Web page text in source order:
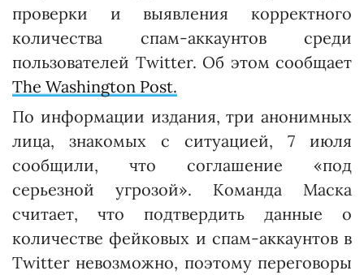
проверки и выявления корректного
количества спам-аккаунтов среди
пользователей Twitter. Об этом сообщает
The Washington Post.
По информации издания, три анонимных
лица, знакомых с ситуацией, 7 июля
сообщили, что соглашение «под
серьезной угрозой». Команда Маска
считает, что подтвердить данные о
количестве фейковых и спам-аккаунтов в
Twitter невозможно, поэтому переговоры